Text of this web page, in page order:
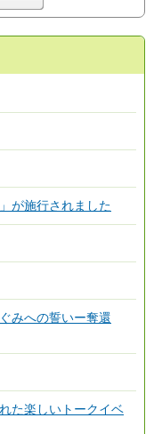
が施行されました
みへの誓いー奪還
た楽しいトークイベ